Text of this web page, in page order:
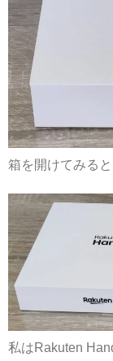
箱を開けてみると
私はRakuten